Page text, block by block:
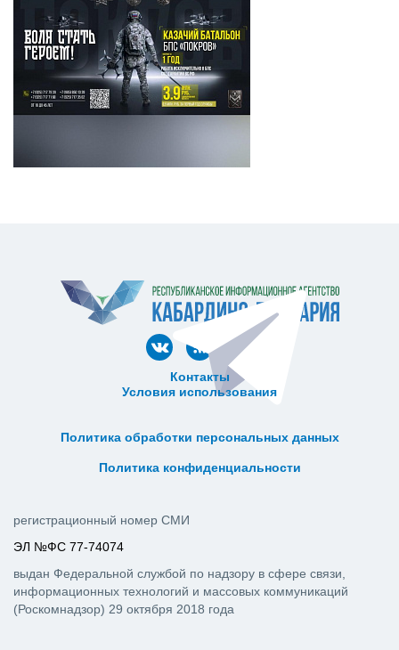
Контакты
Условия использования
Политика обработки персональных данных
Политика конфиденциальности
регистрационный номер СМИ
ЭЛ №ФС 77-74074
выдан Федеральной службой по надзору в сфере связи,
информационных технологий и массовых коммуникаций
(Роскомнадзор) 29 октября 2018 года